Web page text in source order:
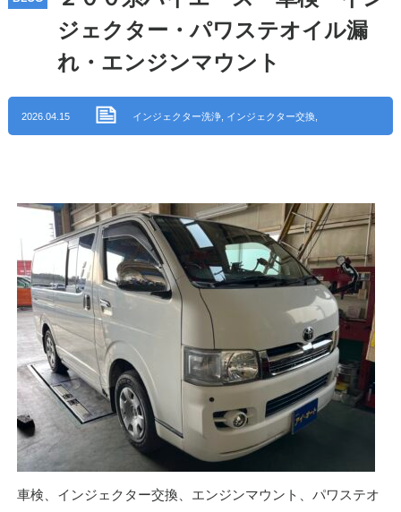
ジェクター・パワステオイル漏
れ・エンジンマウント
2026.04.15 インジェクター洗浄, インジェクター交換,
車検、インジェクター交換、エンジンマウント、パワステオ